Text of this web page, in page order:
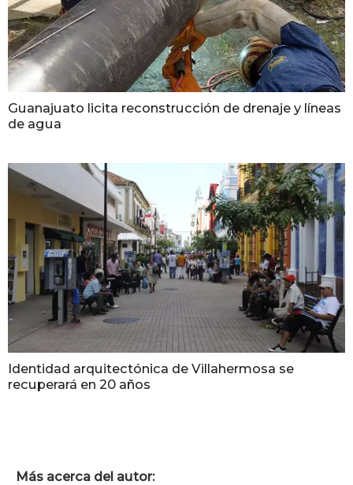
Guanajuato licita reconstrucción de drenaje y líneas
de agua
Identidad arquitectónica de Villahermosa se
recuperará en 20 años
Más acerca del autor: